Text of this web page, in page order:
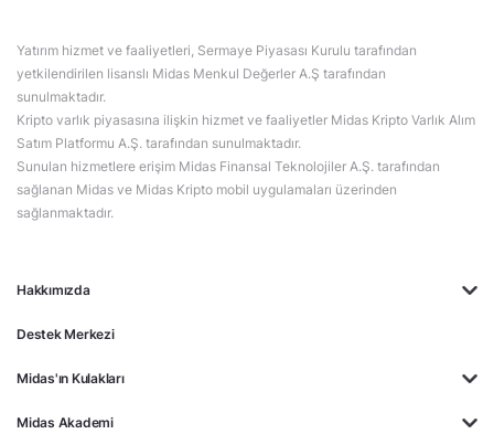
Hakkımızda
Destek Merkezi
Midas'ın Kulakları
Midas Akademi
Yatırım hizmet ve faaliyetleri, Sermaye Piyasası Kurulu tarafından
yetkilendirilen lisanslı Midas Menkul Değerler A.Ş tarafından
sunulmaktadır.
Kripto varlık piyasasına ilişkin hizmet ve faaliyetler Midas Kripto Varlık Alım
Satım Platformu A.Ş. tarafından sunulmaktadır.
Sunulan hizmetlere erişim Midas Finansal Teknolojiler A.Ş. tarafından
sağlanan Midas ve Midas Kripto mobil uygulamaları üzerinden
sağlanmaktadır.